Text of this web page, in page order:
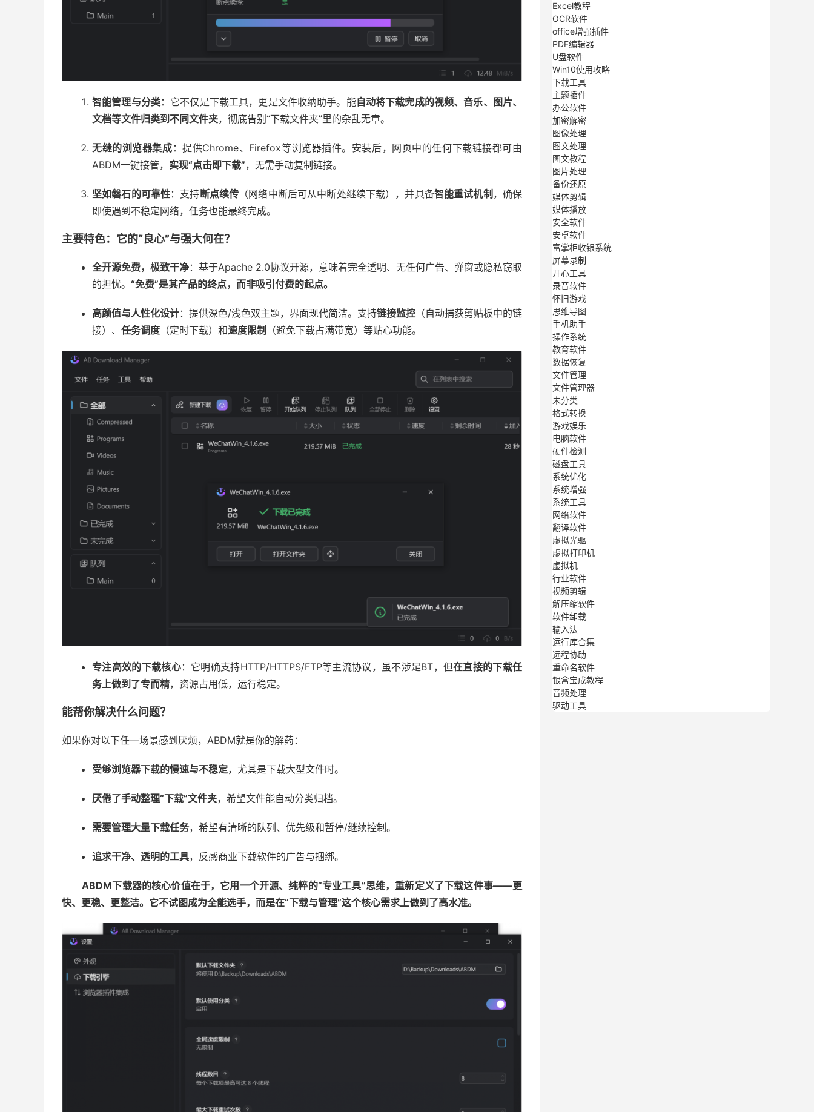
智能管理与分类：它不仅是下载工具，更是文件收纳助手。能自动将下载完成的视频、音乐、图片、
文档等文件归类到不同文件夹，彻底告别“下载文件夹”里的杂乱无章。
无缝的浏览器集成 ：提供Chrome、Firefox等浏览器插件。安装后，网页中的任何下载链接都可由
ABDM一键接管， 实现“点击即下载”，无需手动复制链接。
坚如磐石的可靠性：支持断点续传 （网络中断后可从中断处继续下载），并具备智能重试机制 ，确保
即使遇到不稳定网络，任务也能最终完成。
主要特色：它的“良心”与强大何在？
全开源免费，极致干净：基于Apache 2.0协议开源，意味着完全透明、无任何广告、弹窗或隐私窃取
的担忧。 “免费”是其产品的终点，而非吸引付费的起点。
高颜值与人性化设计：提供深色/浅色双主题，界面现代简洁。支持链接监控 （自动捕获剪贴板中的链
接）、 任务调度 （定时下载）和速度限制 （避免下载占满带宽）等贴心功能。
专注高效的下载核心：它明确支持HTTP/HTTPS/FTP等主流协议，虽不涉足BT，但在直接的下载任
务上做到了专而精，资源占用低，运行稳定。
能帮你解决什么问题？
如果你对以下任一场景感到厌烦，ABDM就是你的解药：
受够浏览器下载的慢速与不稳定，尤其是下载大型文件时。
厌倦了手动整理“下载”文件夹，希望文件能自动分类归档。
需要管理大量下载任务，希望有清晰的队列、优先级和暂停/继续控制。
追求干净、透明的工具，反感商业下载软件的广告与捆绑。
ABDM下载器的核心价值在于，它用一个开源、纯粹的“专业工具”思维，重新定义了下载这件事——更
快、更稳、更整洁。它不试图成为全能选手，而是在“下载与管理”这个核心需求上做到了高水准。
Excel教程
OCR软件
office增强插件
PDF编辑器
U盘软件
Win10使用攻略
下载工具
主题插件
办公软件
加密解密
图像处理
图文处理
图文教程
图片处理
备份还原
媒体剪辑
媒体播放
安全软件
安卓软件
富掌柜收银系统
屏幕录制
开心工具
录音软件
怀旧游戏
思维导图
手机助手
操作系统
教育软件
数据恢复
文件管理
文件管理器
未分类
格式转换
游戏娱乐
电脑软件
硬件检测
磁盘工具
系统优化
系统增强
系统工具
网络软件
翻译软件
虚拟光驱
虚拟打印机
虚拟机
行业软件
视频剪辑
解压缩软件
软件卸载
输入法
运行库合集
远程协助
重命名软件
银盒宝成教程
音频处理
驱动工具